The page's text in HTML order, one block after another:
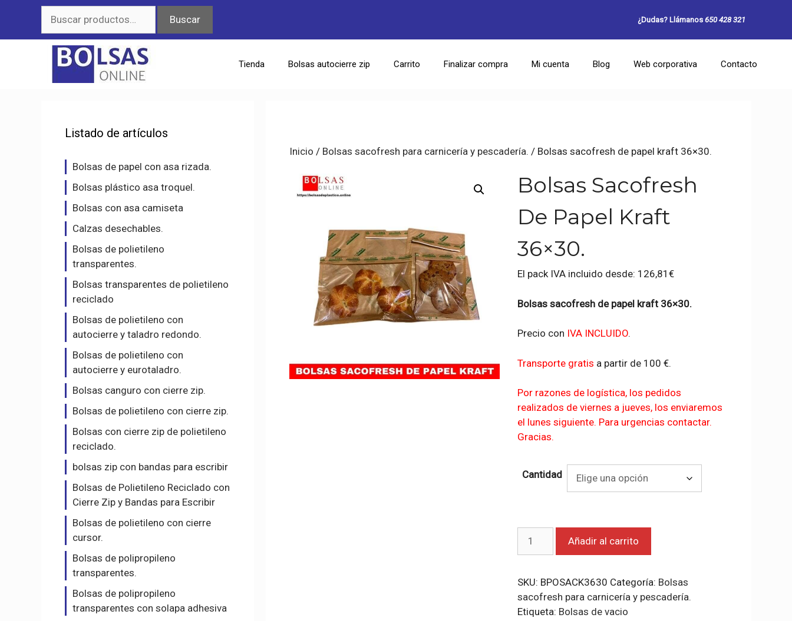
contenido
¿Dudas? Llámanos 650 428 321
por:
Buscar
Tienda Bolsas autocierre zip Carrito Finalizar compra Mi cuenta Blog Web corporativa Contacto
Inicio / Bolsas sacofresh para carnicería y pescadería. / Bolsas sacofresh de papel kraft 36×30.
Bolsas Sacofresh
De Papel Kraft
36×30.
El pack IVA incluido desde: 126,81 €
Bolsas sacofresh de papel kraft 36×30.
Precio con IVA INCLUIDO.
Transporte gratis a partir de 100 €.
Por razones de logística, los pedidos
realizados de viernes a jueves, los enviaremos
el lunes siguiente. Para urgencias contactar.
Gracias.
Cantidad
sacofresh
papel
kraft
36x30.
Añadir al carrito
SKU: BPOSACK3630 Categoría: Bolsas
sacofresh para carnicería y pescadería.
Etiqueta: Bolsas de vacio
Listado de artículos
Bolsas de papel con asa rizada.
Bolsas plástico asa troquel.
Bolsas con asa camiseta
Calzas desechables.
Bolsas de polietileno
transparentes.
Bolsas transparentes de polietileno
reciclado
Bolsas de polietileno con
autocierre y taladro redondo.
Bolsas de polietileno con
autocierre y eurotaladro.
Bolsas canguro con cierre zip.
Bolsas de polietileno con cierre zip.
Bolsas con cierre zip de polietileno
reciclado.
bolsas zip con bandas para escribir
Bolsas de Polietileno Reciclado con
Cierre Zip y Bandas para Escribir
Bolsas de polietileno con cierre
cursor.
Bolsas de polipropileno
transparentes.
Bolsas de polipropileno
transparentes con solapa adhesiva